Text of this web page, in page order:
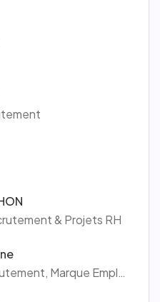
& Projets RH
Charge de Recrutement, Marque Employeur